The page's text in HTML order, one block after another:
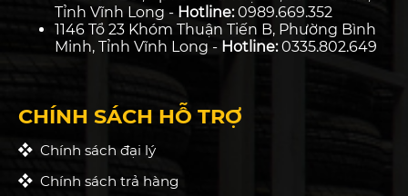
Tỉnh Vĩnh Long - Hotline:0989.669.352
1146 Tổ 23 Khóm Thuận Tiến B, Phường Bình
Minh, Tỉnh Vĩnh Long - Hotline:0335.802.649
CHÍNH SÁCH HỖ TRỢ
Chính sách đại lý
Chính sách trả hàng